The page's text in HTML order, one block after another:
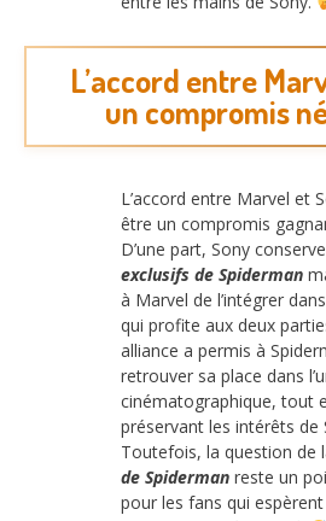
L’accord entre
un compromis
L’accord entre Marvel et
être un compromis
D’une part, Sony
exclusifs de Spiderman
à Marvel de l’intégrer
qui profite aux deux
alliance a permis à
retrouver sa place dans
cinématographique, tout
préservant les intérêts de
Toutefois, la question de
de Spiderman reste un
pour les fans qui